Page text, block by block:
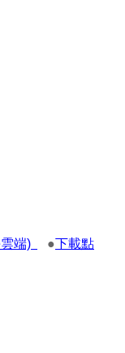
端) ●下載點